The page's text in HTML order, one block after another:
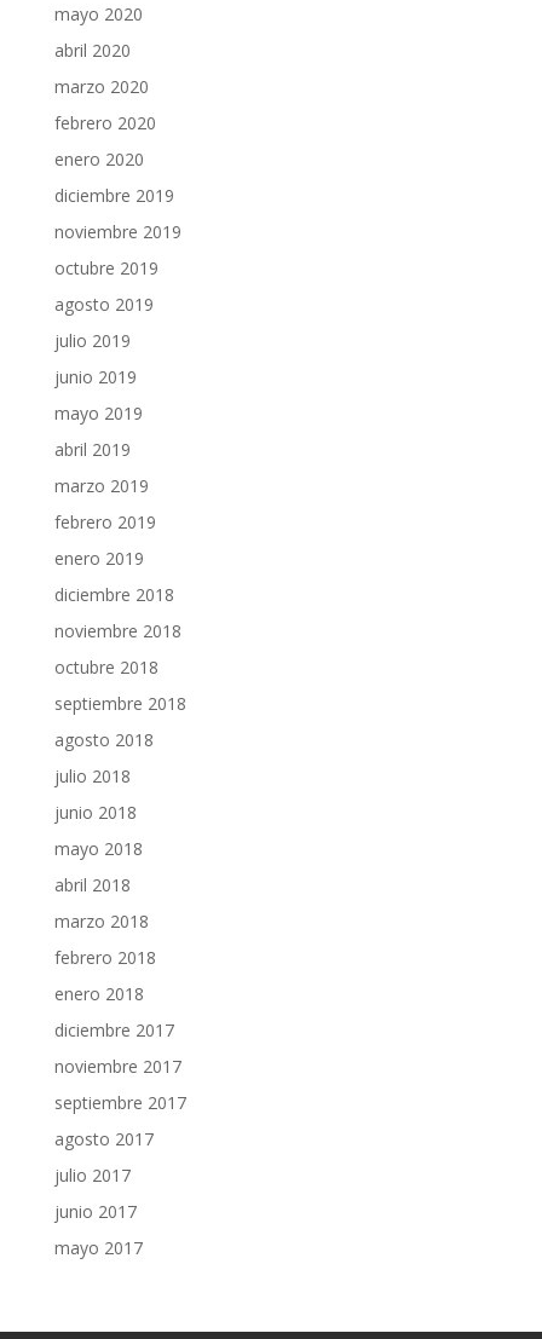
mayo 2020
abril 2020
marzo 2020
febrero 2020
enero 2020
diciembre 2019
noviembre 2019
octubre 2019
agosto 2019
julio 2019
junio 2019
mayo 2019
abril 2019
marzo 2019
febrero 2019
enero 2019
diciembre 2018
noviembre 2018
octubre 2018
septiembre 2018
agosto 2018
julio 2018
junio 2018
mayo 2018
abril 2018
marzo 2018
febrero 2018
enero 2018
diciembre 2017
noviembre 2017
septiembre 2017
agosto 2017
julio 2017
junio 2017
mayo 2017